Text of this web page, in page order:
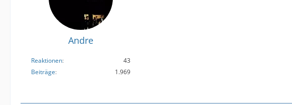
Andre
Reaktionen
43
Beiträge
1.969